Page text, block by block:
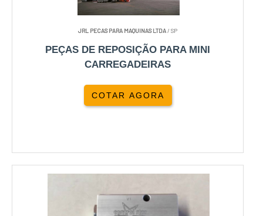
JRL PECAS PARA MAQUINAS LTDA/ SP
PEÇAS DE REPOSIÇÃO PARA MINI
CARREGADEIRAS
COTAR AGORA